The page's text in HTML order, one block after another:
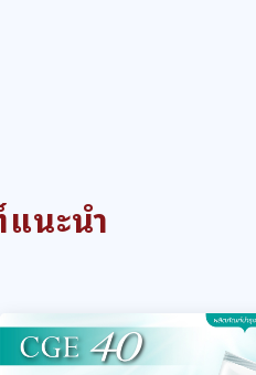
นะนำ